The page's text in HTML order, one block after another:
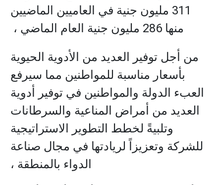
311 مليون جنية في العاميين الماضيين
منها 286 مليون جنية العام الماضي ،
من أجل توفير العديد من الأدوية الحيوية
بأسعار مناسبة للمواطنين مما سيرفع
العبء الدولة والمواطنين في توفير أدوية
العديد من أمراض المناعية والسرطانات
وتلبيةً لخطط التطوير الاستراتيجية
للشركة وتعزيزاً لريادتها في مجال صناعة
الدواء بالمنطقة ،